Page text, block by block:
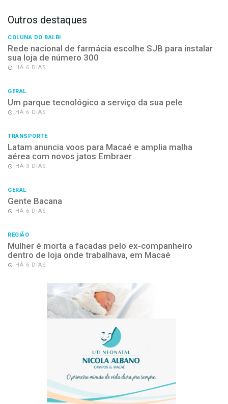
Outros destaques
COLUNA DO BALBI
Rede nacional de farmácia escolhe SJB para instalar
sua loja de número 300
HÁ 6 DIAS
GERAL
Um parque tecnológico a serviço da sua pele
HÁ 6 DIAS
TRANSPORTE
Latam anuncia voos para Macaé e amplia malha
aérea com novos jatos Embraer
HÁ 3 DIAS
GERAL
Gente Bacana
HÁ 6 DIAS
REGIÃO
Mulher é morta a facadas pelo ex-companheiro
dentro de loja onde trabalhava, em Macaé
HÁ 6 DIAS